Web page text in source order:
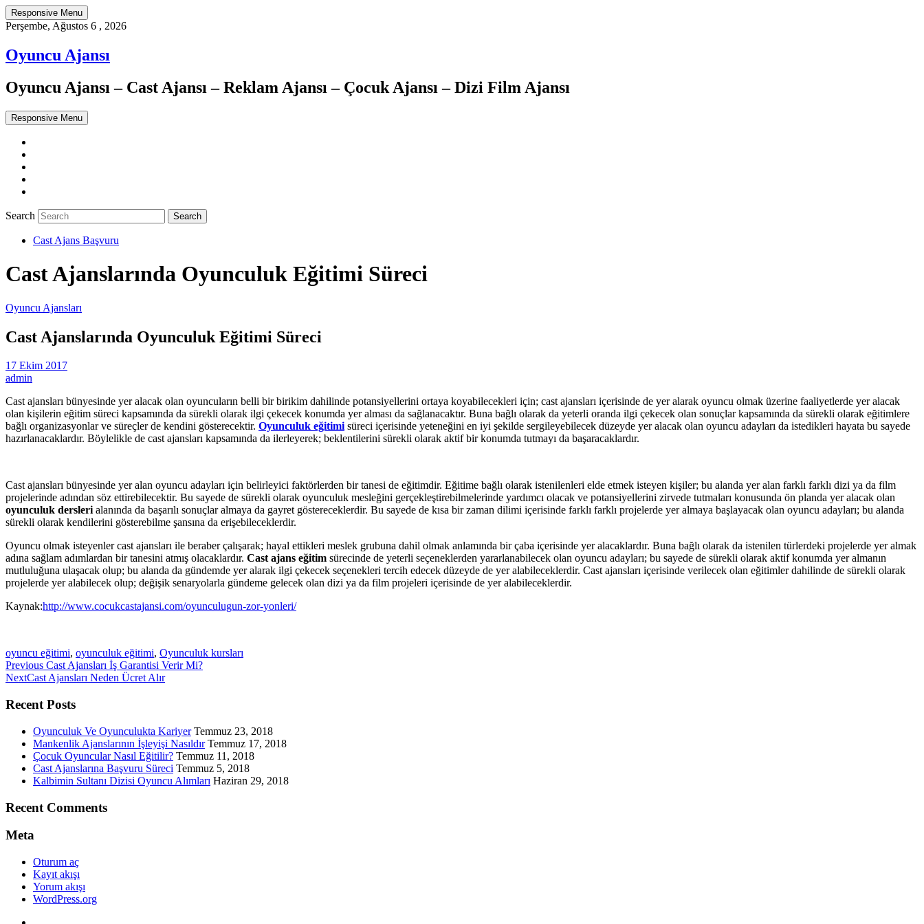
Responsive Menu
Perşembe, Ağustos 6 , 2026
Oyuncu Ajansı
Oyuncu Ajansı – Cast Ajansı – Reklam Ajansı – Çocuk Ajansı – Dizi Film Ajansı
Responsive Menu
Search
Cast Ajans Başvuru
Cast Ajanslarında Oyunculuk Eğitimi Süreci
Oyuncu Ajansları
Cast Ajanslarında Oyunculuk Eğitimi Süreci
17 Ekim 2017
admin
Cast ajansları bünyesinde yer alacak olan oyuncuların belli bir birikim dahilinde potansiyellerini ortaya koyabilecekleri için; cast ajansları içerisinde de yer alarak oyuncu olmak üzerine faaliyetlerde yer alacak
olan kişilerin eğitim süreci kapsamında da sürekli olarak ilgi çekecek konumda yer alması da sağlanacaktır. Buna bağlı olarak da yeterli oranda ilgi çekecek olan sonuçlar kapsamında da sürekli olarak eğitimlere
bağlı organizasyonlar ve süreçler de kendini gösterecektir. Oyunculuk eğitimisüreci içerisinde yeteneğini en iyi şekilde sergileyebilecek düzeyde yer alacak olan oyuncu adayları da istedikleri hayata bu sayede
hazırlanacaklardır. Böylelikle de cast ajansları kapsamında da ilerleyerek; beklentilerini sürekli olarak aktif bir konumda tutmayı da başaracaklardır.
Cast ajansları bünyesinde yer alan oyuncu adayları için belirleyici faktörlerden bir tanesi de eğitimdir. Eğitime bağlı olarak istenilenleri elde etmek isteyen kişiler; bu alanda yer alan farklı farklı dizi ya da film
projelerinde adından söz ettirebilecektir. Bu sayede de sürekli olarak oyunculuk mesleğini gerçekleştirebilmelerinde yardımcı olacak ve potansiyellerini zirvede tutmaları konusunda ön planda yer alacak olan
oyunculuk derslerialanında da başarılı sonuçlar almaya da gayret göstereceklerdir. Bu sayede de kısa bir zaman dilimi içerisinde farklı farklı projelerde yer almaya başlayacak olan oyuncu adayları; bu alanda
sürekli olarak kendilerini gösterebilme şansına da erişebileceklerdir.
Oyuncu olmak isteyenler cast ajansları ile beraber çalışarak; hayal ettikleri meslek grubuna dahil olmak anlamında bir çaba içerisinde yer alacaklardır. Buna bağlı olarak da istenilen türlerdeki projelerde yer almak
adına sağlam adımlardan bir tanesini atmış olacaklardır. Cast ajans eğitim sürecinde de yeterli seçeneklerden yararlanabilecek olan oyuncu adayları; bu sayede de sürekli olarak aktif konumda yer almanın
mutluluğuna ulaşacak olup; bu alanda da gündemde yer alarak ilgi çekecek seçenekleri tercih edecek düzeyde de yer alabileceklerdir. Cast ajansları içerisinde verilecek olan eğitimler dahilinde de sürekli olarak
projelerde yer alabilecek olup; değişik senaryolarla gündeme gelecek olan dizi ya da film projeleri içerisinde de yer alabileceklerdir.
Kaynak:http://www.cocukcastajansi.com/oyunculugun-zor-yonleri/
oyuncu eğitimi, oyunculuk eğitimi, Oyunculuk kursları
PreviousPrevious
post:
Cast Ajansları İş Garantisi Verir Mi?
NextNext
Cast Ajansları Neden Ücret Alır
Recent Posts
Oyunculuk Ve Oyunculukta Kariyer Temmuz 23, 2018
Mankenlik Ajanslarının İşleyişi Nasıldır Temmuz 17, 2018
Çocuk Oyuncular Nasıl Eğitilir? Temmuz 11, 2018
Cast Ajanslarına Başvuru Süreci Temmuz 5, 2018
Kalbimin Sultanı Dizisi Oyuncu Alımları Haziran 29, 2018
Recent Comments
Meta
Oturum aç
Kayıt akışı
Yorum akışı
WordPress.org